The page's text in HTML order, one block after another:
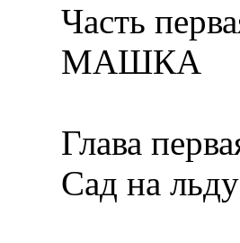
Часть
МАШКА
Глава
Сад на